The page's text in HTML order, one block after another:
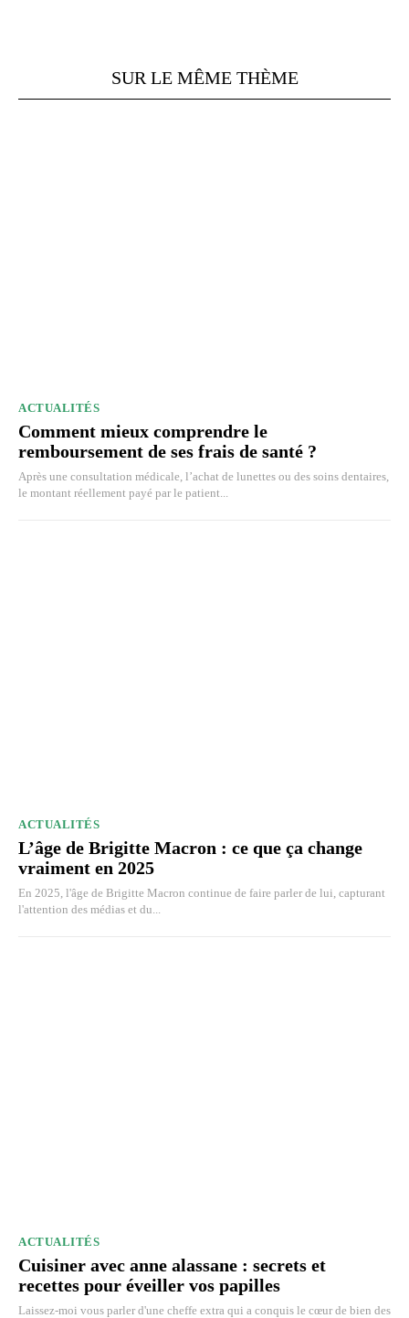
SUR LE MÊME THÈME
ACTUALITÉS
Comment mieux comprendre le
remboursement de ses frais de santé ?
Après une consultation médicale, l’achat de lunettes ou des soins dentaires,
le montant réellement payé par le patient...
ACTUALITÉS
L’âge de Brigitte Macron : ce que ça change
vraiment en 2025
En 2025, l'âge de Brigitte Macron continue de faire parler de lui, capturant
l'attention des médias et du...
ACTUALITÉS
Cuisiner avec anne alassane : secrets et
recettes pour éveiller vos papilles
Laissez-moi vous parler d'une cheffe extra qui a conquis le cœur de bien des